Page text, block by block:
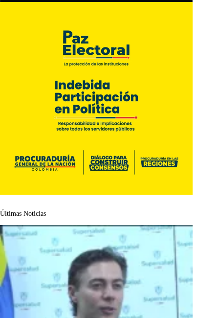
Últimas Noticias